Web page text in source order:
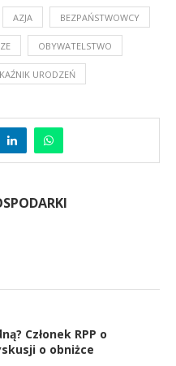
AZJA BEZPAŃSTWOWCY
OBYWATELSTWO
URODZEŃ
Członek RPP o
o obniżce